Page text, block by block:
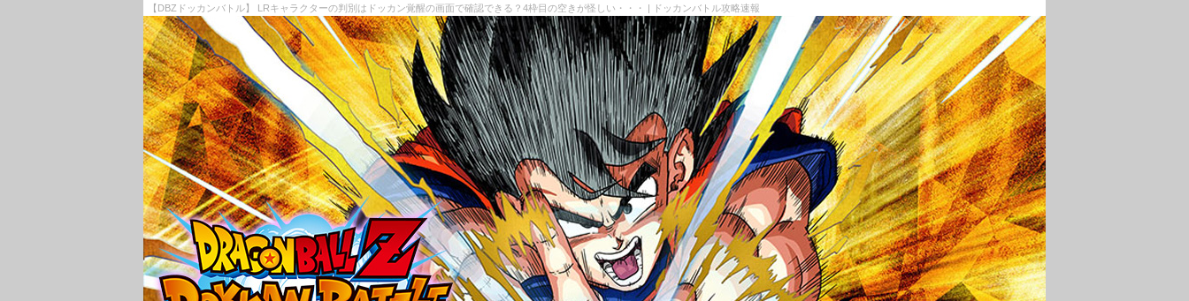
【DBZドッカンバトル】 LRキャラクターの判別はドッカン覚醒の画面で確認できる？4枠目の空きが怪しい・・・ | ドッカンバトル攻略速報